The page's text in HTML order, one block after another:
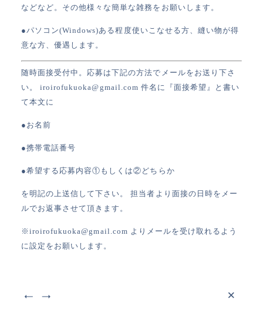
などなど。その他様々な簡単な雑務をお願いします。
●パソコン(Windows)ある程度使いこなせる方、縫い物が得
意な方、優遇します。
随時面接受付中。応募は下記の方法でメールをお送り下さ
い。
iroirofukuoka@gmail.com 件名に『面接希望』と書い
て本文に
●お名前
●携帯電話番号
●希望する応募内容①もしくは②どちらか
を明記の上送信して下さい。
担当者より面接の日時をメー
ルでお返事させて頂きます。
※iroirofukuoka@gmail.com よりメールを受け取れるよう
に設定をお願いします。
×